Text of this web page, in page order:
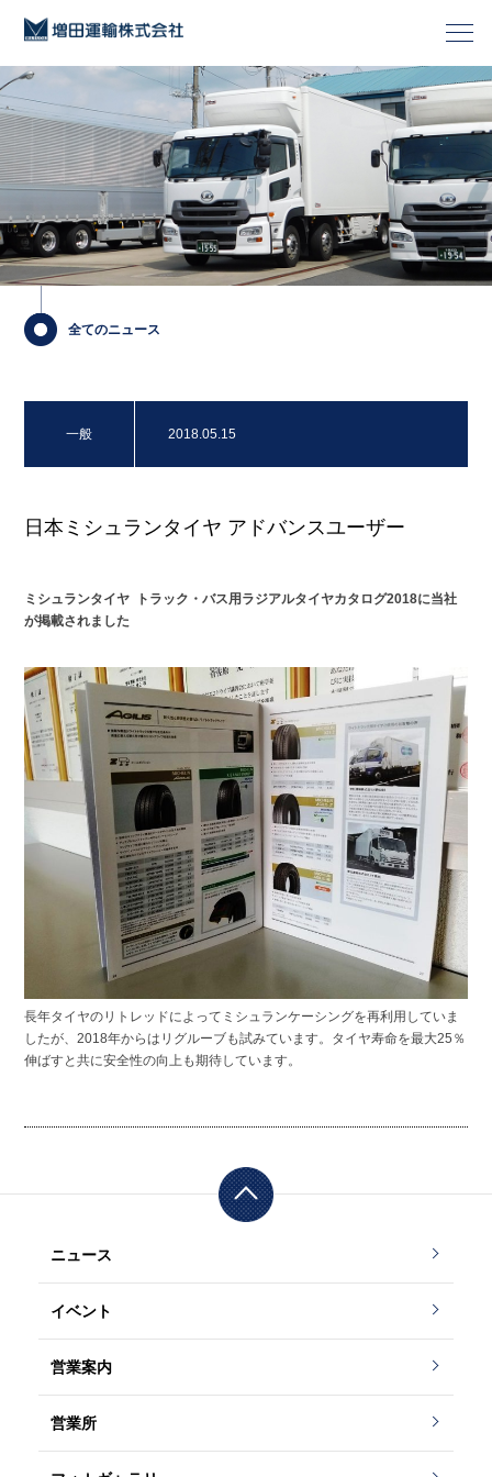
全てのニュース
一般 2018.05.15
日本ミシュランタイヤ アドバンスユーザー
ミシュランタイヤ トラック・バス用ラジアルタイヤカタログ2018に当社
が掲載されました
長年タイヤのリトレッドによってミシュランケーシングを再利用していま
したが、2018年からはリグルーブも試みています。タイヤ寿命を最大25％
伸ばすと共に安全性の向上も期待しています。
ニュース
イベント
営業案内
営業所